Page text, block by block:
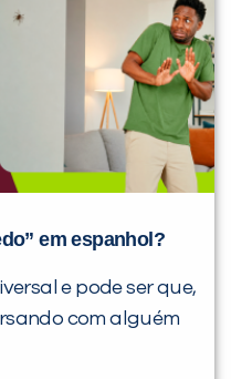
em espanhol?
e pode ser que,
com alguém